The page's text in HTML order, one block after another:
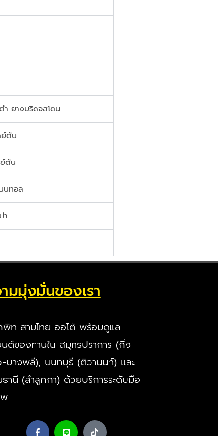
ยางบริดจสโตน
ย์ตัน
ตัน
นทอล
า
มมุ่งมั่นของเรา
ท สามไทย ออโต้ พร้อมดูแล
ต์ของท่านใน สมุทรปราการ (กิ่ง
บางพลี), นนทบุรี (ติวานนท์) และ
านี (ลำลูกกา) ด้วยบริการระดับมือ